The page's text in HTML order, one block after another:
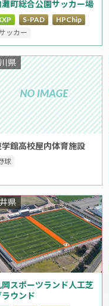
灘町総合公園サッカー場
S-PAD
HPChip
ッカー
学館高校屋内体育施設
県
球
岡スポーツランド人工芝
ラウンド
県